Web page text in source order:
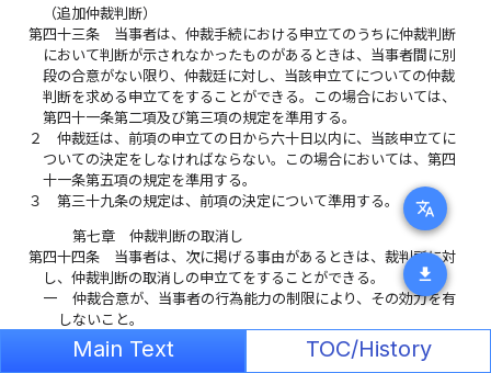
translate
download
（追加仲裁判断）
第四十三条
当事者は、仲裁手続における申立てのうちに仲裁判断
において判断が示されなかったものがあるときは、当事者間に別
段の合意がない限り、仲裁廷に対し、当該申立てについての仲裁
判断を求める申立てをすることができる。この場合においては、
第四十一条第二項及び第三項の規定を準用する。
２
仲裁廷は、前項の申立ての日から六十日以内に、当該申立てに
ついての決定をしなければならない。この場合においては、第四
十一条第五項の規定を準用する。
３
第三十九条の規定は、前項の決定について準用する。
第七章 仲裁判断の取消し
第四十四条
当事者は、次に掲げる事由があるときは、裁判所に対
し、仲裁判断の取消しの申立てをすることができる。
一
仲裁合意が、当事者の行為能力の制限により、その効力を有
しないこと。
仲裁合意が、当事者が合意により仲裁合意に適用すべきもの
として指定した法令（当該指定がないときは、日本の法令）に
Main Text TOC/History